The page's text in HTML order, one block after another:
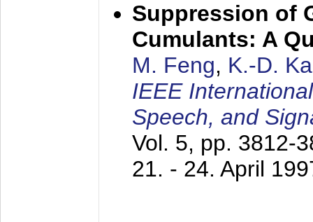
Suppression of
Cumulants: A
M. Feng, K.-D.
IEEE
Speech, and
Vol. 5, pp. 3812-
21. - 24. April